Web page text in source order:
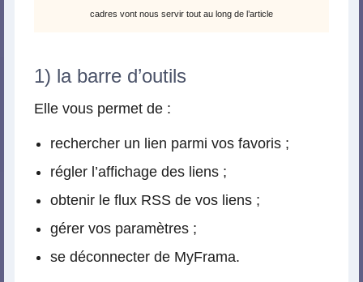
cadres vont nous servir tout au long de l’article
1) la barre d’outils
Elle vous permet de :
rechercher un lien parmi vos favoris ;
régler l’affichage des liens ;
obtenir le flux RSS de vos liens ;
gérer vos paramètres ;
se déconnecter de MyFrama.